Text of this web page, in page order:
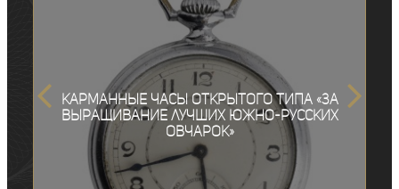
Карманные часы открытого типа «За
выращивание лучших южно-русских
овчарок»